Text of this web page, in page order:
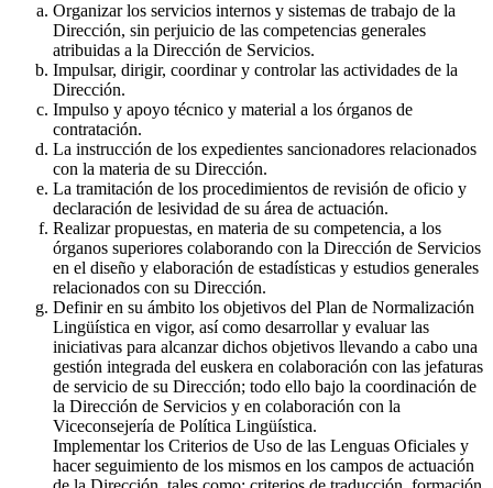
Organizar los servicios internos y sistemas de trabajo de la
Dirección, sin perjuicio de las competencias generales
atribuidas a la Dirección de Servicios.
Impulsar, dirigir, coordinar y controlar las actividades de la
Dirección.
Impulso y apoyo técnico y material a los órganos de
contratación.
La instrucción de los expedientes sancionadores relacionados
con la materia de su Dirección.
La tramitación de los procedimientos de revisión de oficio y
declaración de lesividad de su área de actuación.
Realizar propuestas, en materia de su competencia, a los
órganos superiores colaborando con la Dirección de Servicios
en el diseño y elaboración de estadísticas y estudios generales
relacionados con su Dirección.
Definir en su ámbito los objetivos del Plan de Normalización
Lingüística en vigor, así como desarrollar y evaluar las
iniciativas para alcanzar dichos objetivos llevando a cabo una
gestión integrada del euskera en colaboración con las jefaturas
de servicio de su Dirección; todo ello bajo la coordinación de
la Dirección de Servicios y en colaboración con la
Viceconsejería de Política Lingüística.
Implementar los Criterios de Uso de las Lenguas Oficiales y
hacer seguimiento de los mismos en los campos de actuación